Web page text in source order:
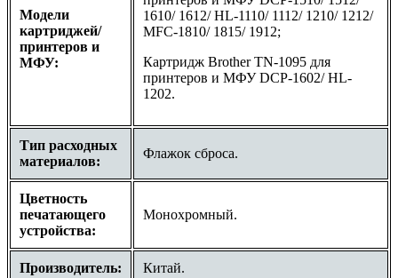
Модели
картриджей/
принтеров и
МФУ:
1610/ 1612/ HL-1110/ 1112/ 1210/ 1212/
MFC-1810/ 1815/ 1912;
Картридж Brother TN-1095 для
принтеров и МФУ DCP-1602/ HL-
1202.
Тип расходных
материалов:
Флажок сброса.
Цветность
печатающего
устройства:
Монохромный.
Производитель: Китай.